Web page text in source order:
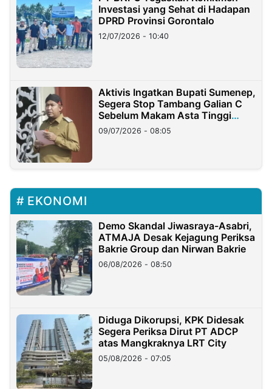
Investasi yang Sehat di Hadapan
DPRD Provinsi Gorontalo
12/07/2026 - 10:40
Aktivis Ingatkan Bupati Sumenep,
Segera Stop Tambang Galian C
Sebelum Makam Asta Tinggi
Longsor
09/07/2026 - 08:05
EKONOMI
Demo Skandal Jiwasraya-Asabri,
ATMAJA Desak Kejagung Periksa
Bakrie Group dan Nirwan Bakrie
06/08/2026 - 08:50
Diduga Dikorupsi, KPK Didesak
Segera Periksa Dirut PT ADCP
atas Mangkraknya LRT City
05/08/2026 - 07:05